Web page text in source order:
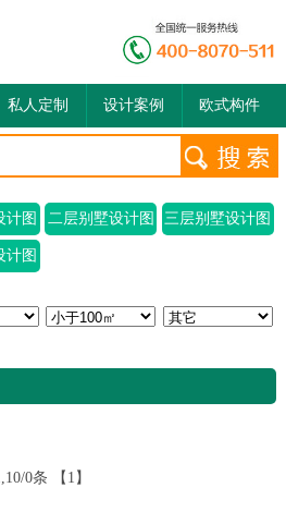
私人定制 设计案例 欧式构件
计图 二层别墅设计图 三层别墅设计图
计图
0条 【1】